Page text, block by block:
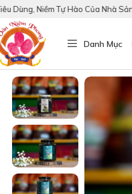
Niềm Tự Hào Của Nhà Sản Xuất
Danh Mục